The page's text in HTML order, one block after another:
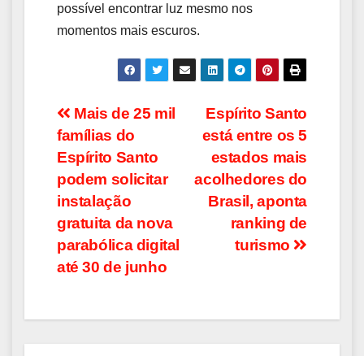
possível encontrar luz mesmo nos
momentos mais escuros.
Navegação
de
Post
Espírito Santo
está entre os 5
estados mais
acolhedores do
Brasil, aponta
ranking de
turismo
Mais de 25 mil
famílias do
Espírito Santo
podem solicitar
instalação
gratuita da nova
parabólica digital
até 30 de junho